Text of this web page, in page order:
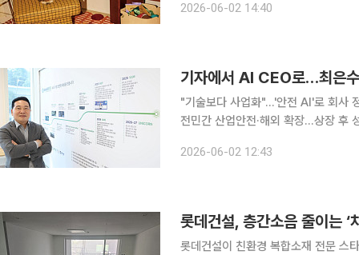
N32가 내놓은 ‘N32 쪼꼬미’ 팻 매트
2026-06-02 14:40
"기술보다 사업화"…'안전 AI'로 회사
전민간 산업안전·해외 확장…상장 후 성장축으로 부상 인텔리빅스는
서 레퍼런스를 쌓았다. 최근에는 △
2026-06-02 12:43
롯데건설, 층간소음 줄이는
롯데건설이 친환경 복합소재 전문 스